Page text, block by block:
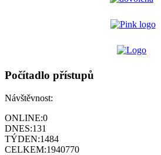
Počítadlo přístupů
Návštěvnost:
ONLINE:0
DNES:131
TÝDEN:1484
CELKEM:1940770